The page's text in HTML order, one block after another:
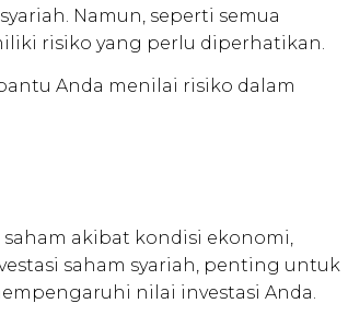
Namun, seperti semua
risiko yang perlu diperhatikan.
Anda menilai risiko dalam
akibat kondisi ekonomi,
saham syariah, penting untuk
nilai investasi Anda.